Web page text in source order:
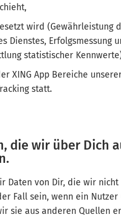
wird (Gewährleistung
Dienstes, Erfolgsmessung
statistischer
XING App Bereiche
statt.
die wir über Dich
Daten von Dir, die wir
Fall sein, wenn ein
sie aus anderen Quellen